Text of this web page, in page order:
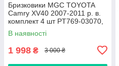
Бризковики MGC TOYOTA
Camry XV40 2007-2011 р. в.
комплект 4 шт PT769-03070,
7609533040H0,
7609533040C0
В наявності
1 998 ₴ 3 000 ₴